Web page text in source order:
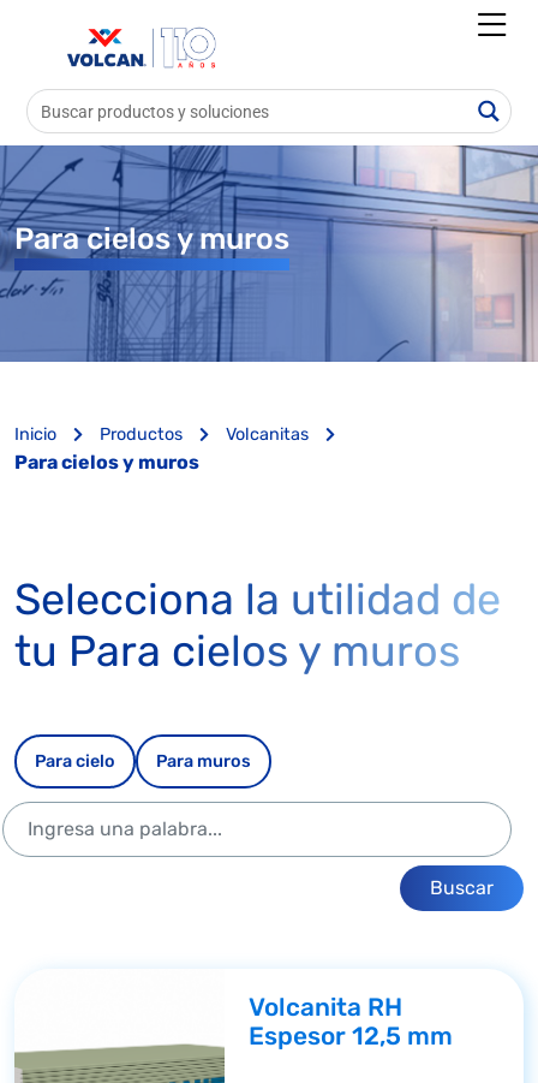
Para cielos y muros
Inicio Productos Volcanitas
Para cielos y muros
Selecciona la utilidad de
tu Para cielos y muros
Para cielo Para muros
Buscar
Volcanita RH
Espesor 12,5 mm